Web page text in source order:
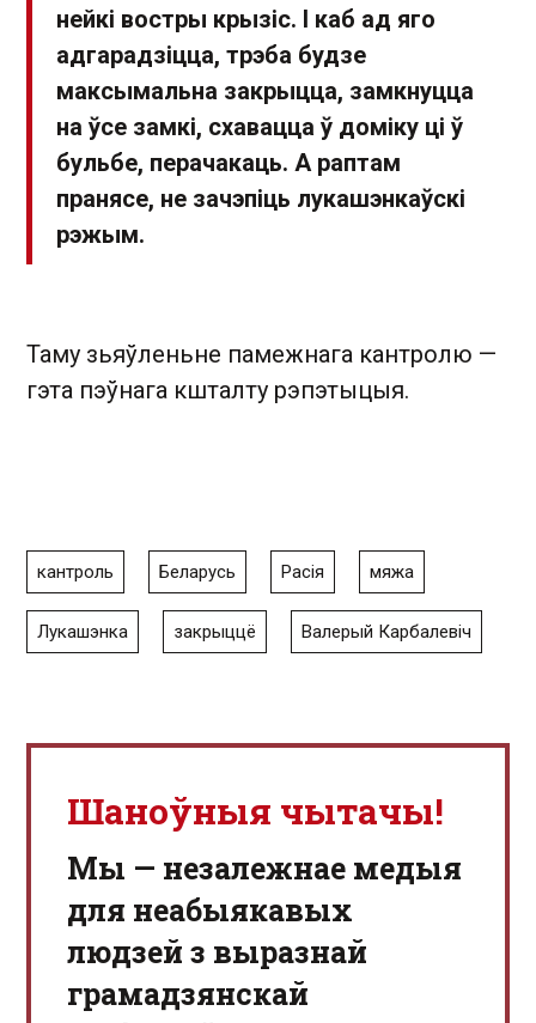
нейкі востры крызіс. І каб ад яго
адгарадзіцца, трэба будзе
максымальна закрыцца, замкнуцца
на ўсе замкі, схавацца ў доміку ці ў
бульбе, перачакаць. А раптам
пранясе, не зачэпіць лукашэнкаўскі
рэжым.
Таму зьяўленьне памежнага кантролю —
гэта пэўнага кшталту рэпэтыцыя.
кантроль Беларусь Расія мяжа
Лукашэнка закрыццё Валерый Карбалевіч
Шаноўныя чытачы!
Мы — незалежнае медыя
для неабыякавых
людзей з выразнай
грамадзянскай